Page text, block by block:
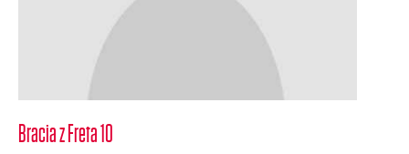
Bracia z Freta 10